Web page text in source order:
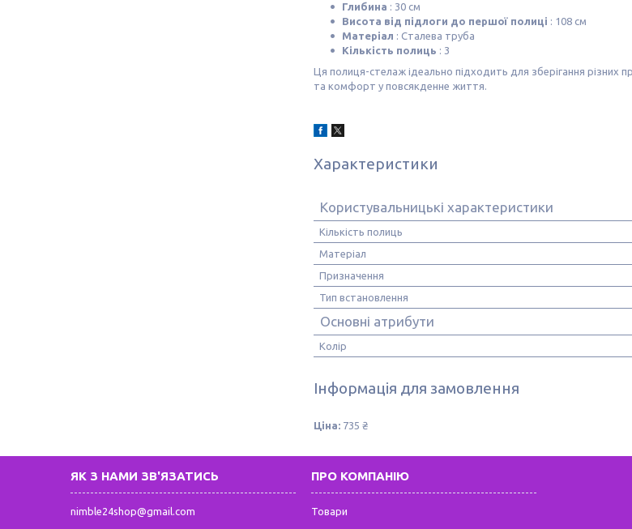
Глибина : 30 см
Висота від підлоги до першої полиці : 108 см
Матеріал : Сталева труба
Кількість полиць : 3
Ця полиця-стелаж ідеально підходить для зберігання різних
та комфорт у повсякденне життя.
Характеристики
Користувальницькі характеристики
Кількість полиць
Матеріал
Призначення
Тип встановлення
Основні атрибути
Колір
Інформація для замовлення
Ціна: 735 ₴
ЯК З НАМИ ЗВ'ЯЗАТИСЬ
nimble24shop@gmail.com
ПРО КОМПАНІЮ
Товари